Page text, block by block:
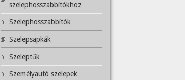
szelephosszabbítókhoz
Szelephosszabbítók
Szelepsapkák
Szeleptűk
Személyautó szelepek